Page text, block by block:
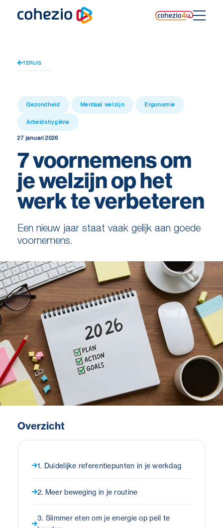
content
TERUG
Gezondheid Mentaal welzijn Ergonomie
Arbeidshygiëne
27 januari 2026
7 voornemens om
je welzijn op het
werk te verbeteren
Een nieuw jaar staat vaak gelijk aan goede
voornemens.
Overzicht
1. Duidelijke referentiepunten in je werkdag
2. Meer beweging in je routine
3. Slimmer eten om je energie op peil te